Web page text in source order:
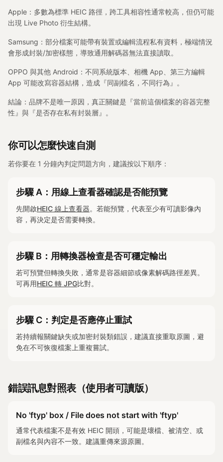
Apple：多數為標準 HEIC 路徑，跨工具相容性通常較高，但仍可能
出現 Live Photo 衍生結構。
Samsung：部分檔案可能帶有裝置或編輯流程私有資料，極端情況
會形成封裝/加密樣態，導致通用解碼器無法直接讀取。
OPPO 與其他 Android：不同系統版本、相機 App、第三方編輯
App 可能改寫容器結構，造成『同副檔名，不同行為』。
結論：品牌不是唯一原因，真正關鍵是『當前這個檔案的容器完整
性』與『是否存在私有封裝層』。
你可以怎麼快速自測
若你要在 1 分鐘內判定問題方向，建議按以下順序：
步驟 A：用線上查看器確認是否能預覽
先開啟HEIC 線上查看器。若能預覽，代表至少有可讀影像內
容，再決定是否需要轉換。
步驟 B：用轉換器檢查是否可穩定輸出
若可預覽但轉換失敗，通常是容器細節或像素解碼路徑差異。
可再用HEIC 轉 JPG比對。
步驟 C：判定是否應停止重試
若持續報關鍵缺失或加密封裝類錯誤，建議直接重取原圖，避
免在不可恢復檔案上重複嘗試。
錯誤訊息對照表（使用者可讀版）
No 'ftyp' box / File does not start with 'ftyp'
通常代表檔案不是有效 HEIC 開頭，可能是壞檔、被清空、或
副檔名與內容不一致。建議重傳來源原圖。